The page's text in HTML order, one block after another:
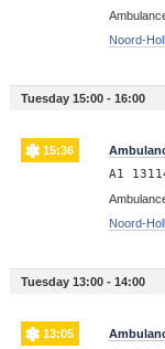
Noord-
Tuesday 15:00 - 16:00
15:36
A1
Noord-
Tuesday 13:00 - 14:00
13:05